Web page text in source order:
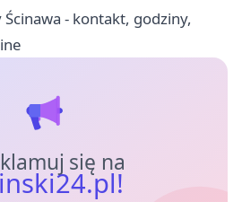
- kontakt, godziny,
się na